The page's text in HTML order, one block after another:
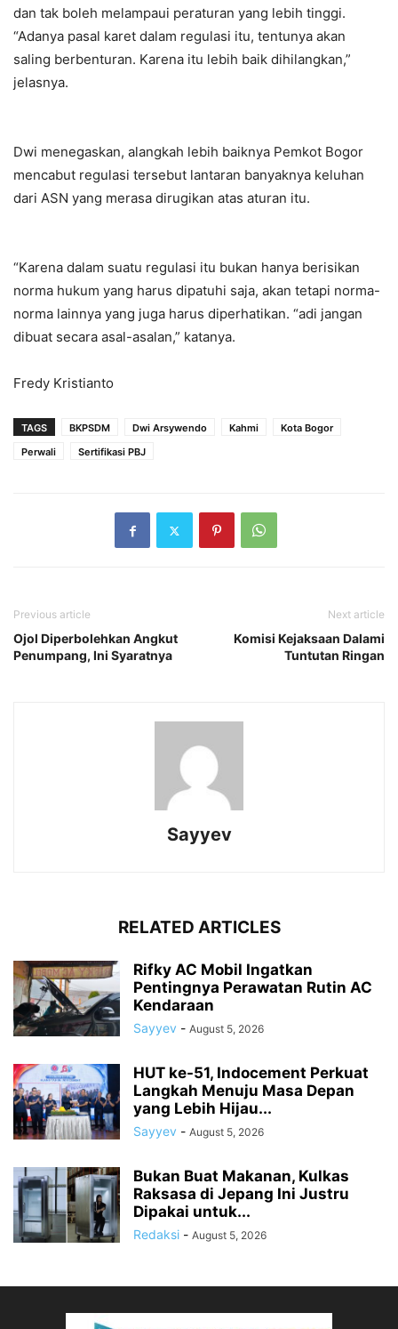
dan tak boleh melampaui peraturan yang lebih tinggi.
“Adanya pasal karet dalam regulasi itu, tentunya akan
saling berbenturan. Karena itu lebih baik dihilangkan,”
jelasnya.
Dwi menegaskan, alangkah lebih baiknya Pemkot Bogor
mencabut regulasi tersebut lantaran banyaknya keluhan
dari ASN yang merasa dirugikan atas aturan itu.
“Karena dalam suatu regulasi itu bukan hanya berisikan
norma hukum yang harus dipatuhi saja, akan tetapi norma-
norma lainnya yang juga harus diperhatikan. “adi jangan
dibuat secara asal-asalan,” katanya.
Fredy Kristianto
TAGS BKPSDM Dwi Arsywendo Kahmi
Kota Bogor
Perwali
Sertifikasi PBJ
Previous article
Ojol Diperbolehkan Angkut
Penumpang, Ini Syaratnya
Next article
Komisi Kejaksaan Dalami
Tuntutan Ringan
Sayyev
RELATED ARTICLES
Rifky AC Mobil Ingatkan
Pentingnya Perawatan Rutin AC
Kendaraan
Sayyev - August 5, 2026
HUT ke-51, Indocement Perkuat
Langkah Menuju Masa Depan
yang Lebih Hijau...
Sayyev - August 5, 2026
Bukan Buat Makanan, Kulkas
Raksasa di Jepang Ini Justru
Dipakai untuk...
Redaksi - August 5, 2026